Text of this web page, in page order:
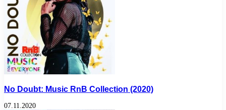
No Doubt: Music RnB Collection (2020)
07.11.2020